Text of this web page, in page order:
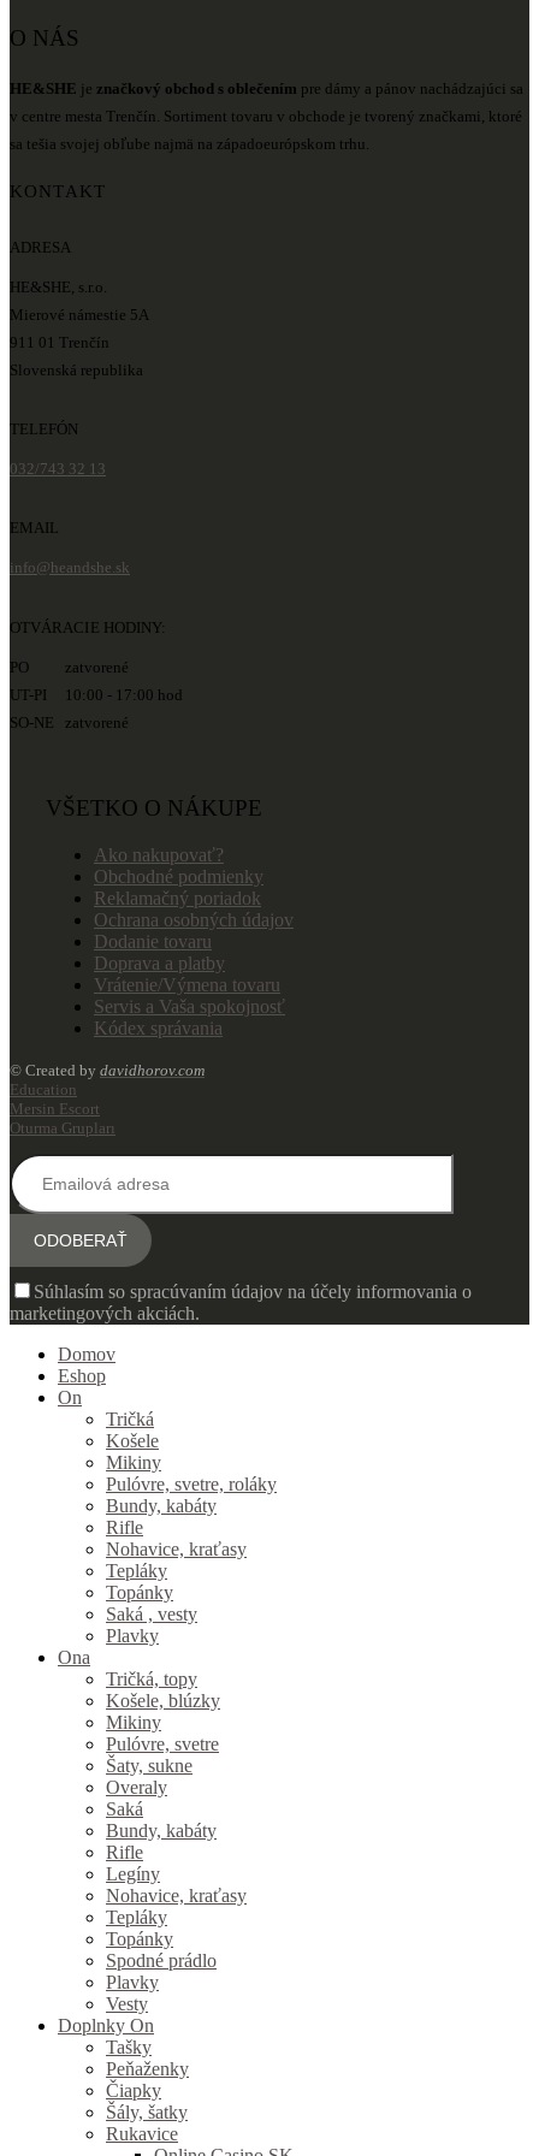
O NÁS
HE&SHE je značkový obchod s oblečením pre dámy a pánov nachádzajúci sa
v centre mesta Trenčín. Sortiment tovaru v obchode je tvorený značkami, ktoré
sa tešia svojej obľube najmä na západoeurópskom trhu.
KONTAKT
ADRESA
HE&SHE, s.r.o.
Mierové námestie 5A
911 01 Trenčín
Slovenská republika
TELEFÓN
032/743 32 13
EMAIL
info@heandshe.sk
OTVÁRACIE HODINY:
PO zatvorené
UT-PI 10:00 - 17:00 hod
SO-NE zatvorené
VŠETKO O NÁKUPE
Ako nakupovať?
Obchodné podmienky
Reklamačný poriadok
Ochrana osobných údajov
Dodanie tovaru
Doprava a platby
Vrátenie/Výmena tovaru
Servis a Vaša spokojnosť
Kódex správania
© Created by davidhorov.com
Education
Mersin Escort
Oturma Grupları
Súhlasím so spracúvaním údajov na účely informovania o
marketingových akciách.
Domov
Eshop
On
Tričká
Košele
Mikiny
Pulóvre, svetre, roláky
Bundy, kabáty
Rifle
Nohavice, kraťasy
Tepláky
Topánky
Saká , vesty
Plavky
Ona
Tričká, topy
Košele, blúzky
Mikiny
Pulóvre, svetre
Šaty, sukne
Overaly
Saká
Bundy, kabáty
Rifle
Legíny
Nohavice, kraťasy
Tepláky
Topánky
Spodné prádlo
Plavky
Vesty
Doplnky On
Tašky
Peňaženky
Čiapky
Šály, šatky
Rukavice